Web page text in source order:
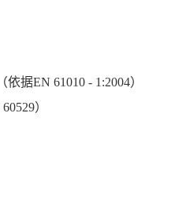
据EN 61010 - 1:2004）
）